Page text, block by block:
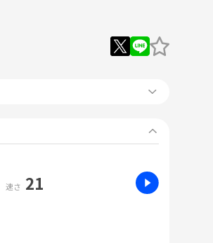
速さ 21